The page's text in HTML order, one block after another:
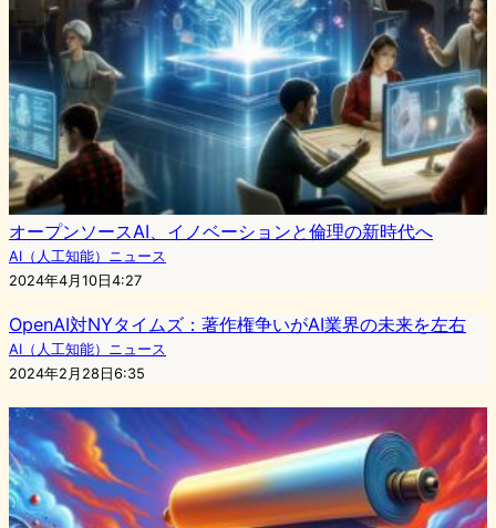
オープンソースAI、イノベーションと倫理の新時代へ
AI（人工知能）ニュース
2024年4月10日4:27
OpenAI対NYタイムズ：著作権争いがAI業界の未来を左右
AI（人工知能）ニュース
2024年2月28日6:35